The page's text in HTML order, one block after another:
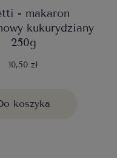
- makaron
kukurydziany
250g
10,50 zł
koszyka